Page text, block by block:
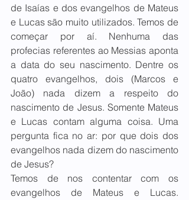
de Isaías e dos evangelhos de Mateus
e Lucas são muito utilizados. Temos de
começar por aí. Nenhuma das
profecias referentes ao Messias aponta
a data do seu nascimento. Dentre os
quatro evangelhos, dois (Marcos e
João) nada dizem a respeito do
nascimento de Jesus. Somente Mateus
e Lucas contam alguma coisa. Uma
pergunta fica no ar: por que dois dos
evangelhos nada dizem do nascimento
de Jesus?
Temos de nos contentar com os
evangelhos de Mateus e Lucas.